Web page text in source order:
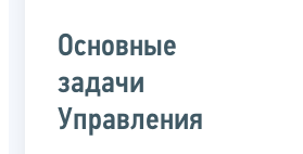
Основные
задачи
Управления